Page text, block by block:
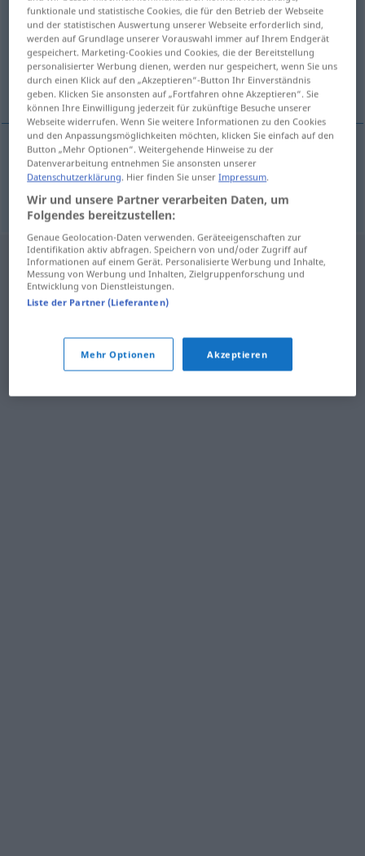
Übersicht aller Übersetzungen
(Für mehr Details die Übersetzung anklicken/antippen)
Bleistift
Bleistiftm olovka
funktionale und statistische Cookies, die für den Betrieb der Webseite
und der statistischen Auswertung unserer Webseite erforderlich sind,
werden auf Grundlage unserer Vorauswahl immer auf Ihrem Endgerät
gespeichert. Marketing-Cookies und Cookies, die der Bereitstellung
personalisierter Werbung dienen, werden nur gespeichert, wenn Sie uns
durch einen Klick auf den „Akzeptieren“-Button Ihr Einverständnis
geben. Klicken Sie ansonsten auf „Fortfahren ohne Akzeptieren“. Sie
können Ihre Einwilligung jederzeit für zukünftige Besuche unserer
Webseite widerrufen. Wenn Sie weitere Informationen zu den Cookies
und den Anpassungsmöglichkeiten möchten, klicken Sie einfach auf den
Button „Mehr Optionen“. Weitergehende Hinweise zu der
Datenverarbeitung entnehmen Sie ansonsten unserer
Datenschutzerklärung . Hier finden Sie unserImpressum
Wir und unsere Partner verarbeiten Daten, um
Folgendes bereitzustellen:
Genaue Geolocation-Daten verwenden. Geräteeigenschaften zur
Identifikation aktiv abfragen. Speichern von und/oder Zugriff auf
Informationen auf einem Gerät. Personalisierte Werbung und Inhalte,
Messung von Werbung und Inhalten, Zielgruppenforschung und
Entwicklung von Dienstleistungen.
Liste der Partner (Lieferanten)
Mehr Optionen Akzeptieren